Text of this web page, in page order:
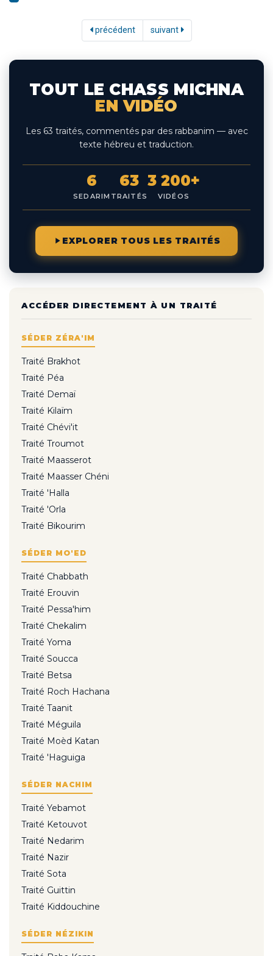
précédent suivant
TOUT LE CHASS MICHNA
EN VIDÉO
Les 63 traités, commentés par des rabbanim — avec
texte hébreu et traduction.
6
SEDARIM
63
TRAITÉS
3 200+
VIDÉOS
EXPLORER TOUS LES TRAITÉS
ACCÉDER DIRECTEMENT À UN TRAITÉ
SÉDER ZÉRA'IM
Traité Brakhot
Traité Péa
Traité Demaï
Traité Kilaïm
Traité Chévi'it
Traité Troumot
Traité Maasserot
Traité Maasser Chéni
Traité 'Halla
Traité 'Orla
Traité Bikourim
SÉDER MO'ED
Traité Chabbath
Traité Erouvin
Traité Pessa'him
Traité Chekalim
Traité Yoma
Traité Soucca
Traité Betsa
Traité Roch Hachana
Traité Taanit
Traité Méguila
Traité Moèd Katan
Traité 'Haguiga
SÉDER NACHIM
Traité Yebamot
Traité Ketouvot
Traité Nedarim
Traité Nazir
Traité Sota
Traité Guittin
Traité Kiddouchine
SÉDER NÉZIKIN